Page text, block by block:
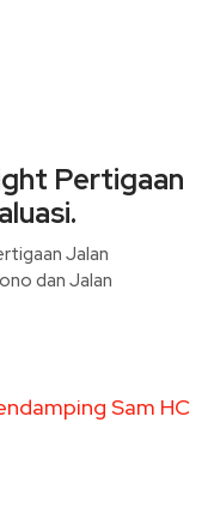
Pertigaan
Jalan
dan Jalan